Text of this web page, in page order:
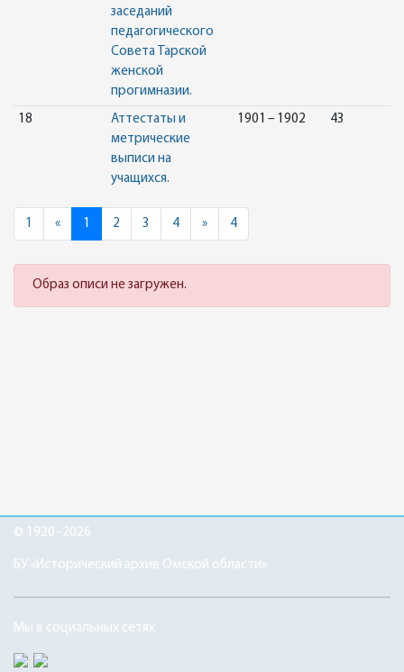
заседаний
педагогического
Совета Тарской
женской
прогимназии.
18
Аттестаты и
метрические
выписи на
учащихся.
1901 – 1902 43
1 «Previous
1 2 3 4 »Next4
Образ описи не загружен.
© 1920–2026
БУ «Исторический архив Омской области»
Мы в социальных сетях